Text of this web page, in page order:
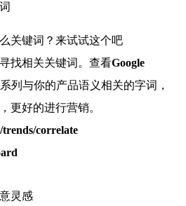
关键词？来试试这个吧
找相关关键词。查看Google
列与你的产品语义相关的字词，
更好的进行营销。
trends/correlate
灵感